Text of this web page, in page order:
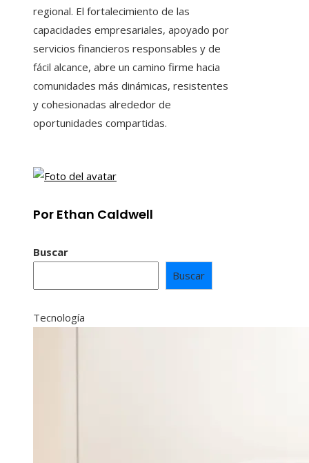
regional. El fortalecimiento de las
capacidades empresariales, apoyado por
servicios financieros responsables y de
fácil alcance, abre un camino firme hacia
comunidades más dinámicas, resistentes
y cohesionadas alrededor de
oportunidades compartidas.
Por Ethan Caldwell
Buscar
Buscar
Tecnología